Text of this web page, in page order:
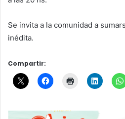
Se invita a la comunidad a
inédita.
Compartir: